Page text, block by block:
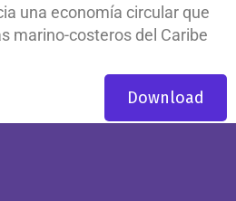
una economía circular que
marino-costeros del Caribe
Download